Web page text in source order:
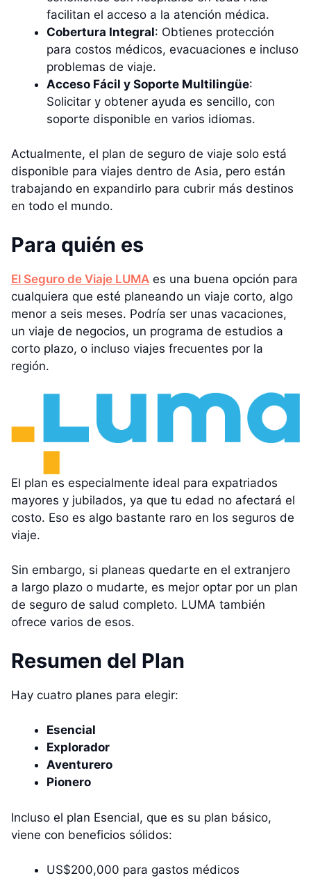
facilitan el acceso a la atención médica.
Cobertura Integral: Obtienes protección
para costos médicos, evacuaciones e incluso
problemas de viaje.
Acceso Fácil y Soporte Multilingüe:
Solicitar y obtener ayuda es sencillo, con
soporte disponible en varios idiomas.
Actualmente, el plan de seguro de viaje solo está
disponible para viajes dentro de Asia, pero están
trabajando en expandirlo para cubrir más destinos
en todo el mundo.
Para quién es
El Seguro de Viaje LUMA es una buena opción para
cualquiera que esté planeando un viaje corto, algo
menor a seis meses. Podría ser unas vacaciones,
un viaje de negocios, un programa de estudios a
corto plazo, o incluso viajes frecuentes por la
región.
El plan es especialmente ideal para expatriados
mayores y jubilados, ya que tu edad no afectará el
costo. Eso es algo bastante raro en los seguros de
viaje.
Sin embargo, si planeas quedarte en el extranjero
a largo plazo o mudarte, es mejor optar por un plan
de seguro de salud completo. LUMA también
ofrece varios de esos.
Resumen del Plan
Hay cuatro planes para elegir:
Esencial
Explorador
Aventurero
Pionero
Incluso el plan Esencial, que es su plan básico,
viene con beneficios sólidos:
US$200,000 para gastos médicos